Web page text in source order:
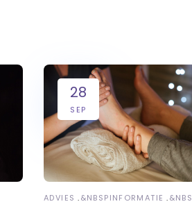
28
SEP
ADVIES &NBSPINFORMATIE